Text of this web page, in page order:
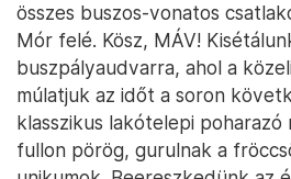
összes buszos-vonatos
Mór felé. Kösz, MÁV!
buszpályaudvarra, ahol a
múlatjuk az időt a soron
klasszikus lakótelepi
fullon pörög, gurulnak a